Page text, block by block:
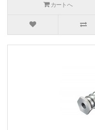
カートへ